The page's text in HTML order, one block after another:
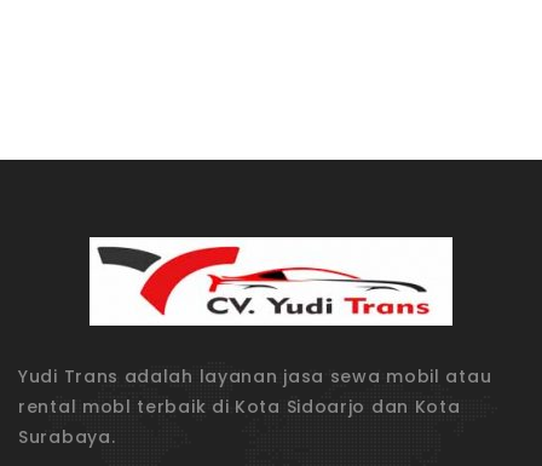
Yudi Trans adalah layanan jasa sewa mobil atau
rental mobl terbaik di Kota Sidoarjo dan Kota
Surabaya.